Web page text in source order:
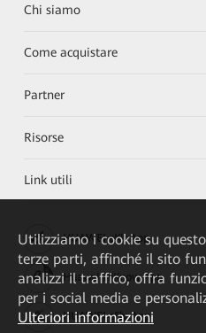
Chi siamo
Come acquistare
Partner
Risorse
Link utili
HUAWEI eKit App
Huawei HiKnow App
HUAWEI eFly App
Utilizziamo i cookie su
terze parti, affinché il sito
analizzi il traffico, offra
per i social media e
Ulteriori informazioni